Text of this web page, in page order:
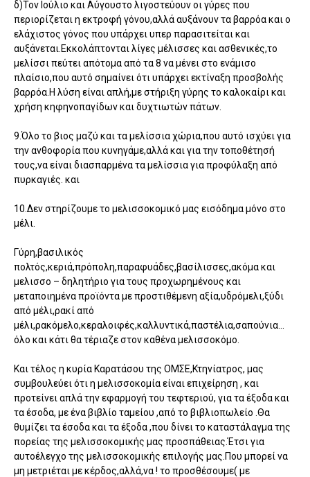
δ)Τον Ιούλιο και Αύγουστο λιγοστεύουν οι γύρες που
περιορίζεται η εκτροφή γόνου,αλλά αυξάνουν τα βαρρόα και ο
ελάχιστος γόνος που υπάρχει υπερ παρασιτείται και
αυξάνεται.Εκκολάπτονται λίγες μέλισσες και ασθενικές,το
μελίσσι πεύτει απότομα από τα 8 να μένει στο ενάμισο
πλαίσιο,που αυτό σημαίνει ότι υπάρχει εκτίναξη προσβολής
βαρρόα.Η λύση είναι απλή,με στήριξη γύρης το καλοκαίρι και
χρήση κηφηνοπαγίδων και δυχτιωτών πάτων.
9.Όλο το βιος μαζύ και τα μελίσσια χώρια,που αυτό ισχύει για
την ανθοφορία που κυνηγάμε,αλλά και για την τοποθέτησή
τους,να είναι διασπαρμένα τα μελίσσια για προφύλαξη από
πυρκαγιές. και
10.Δεν στηρίζουμε το μελισσοκομικό μας εισόδημα μόνο στο
μέλι.
Γύρη,βασιλικός
πολτός,κεριά,πρόπολη,παραφυάδες,βασίλισσες,ακόμα και
μελισσο – δηλητήριο για τους προχωρημένους και
μεταποιημένα προϊόντα με προστιθέμενη αξία,υδρόμελι,ξύδι
από μέλι,ρακί από
μέλι,ρακόμελο,κεραλοιφές,καλλυντικά,παστέλια,σαπούνια…
όλο και κάτι θα τέριαζε στον καθένα μελισσοκόμο.
Και τέλος η κυρία Καρατάσου της ΟΜΣΕ,Κτηνίατρος, μας
συμβουλεύει ότι η μελισσοκομία είναι επιχείρηση , και
προτείνει απλά την εφαρμογή του τεφτεριού, για τα έξοδα και
τα έσοδα, με ένα βιβλίο ταμείου ,από το βιβλιοπωλείο .Θα
θυμίζει τα έσοδα και τα έξοδα ,που δίνει το καταστάλαγμα της
πορείας της μελισσοκομικής μας προσπάθειας.Έτσι για
αυτοέλεγχο της μελισσοκομικής επιλογής μας.Που μπορεί να
μη μετριέται με κέρδος,αλλά,να ! το προσθέσουμε( με